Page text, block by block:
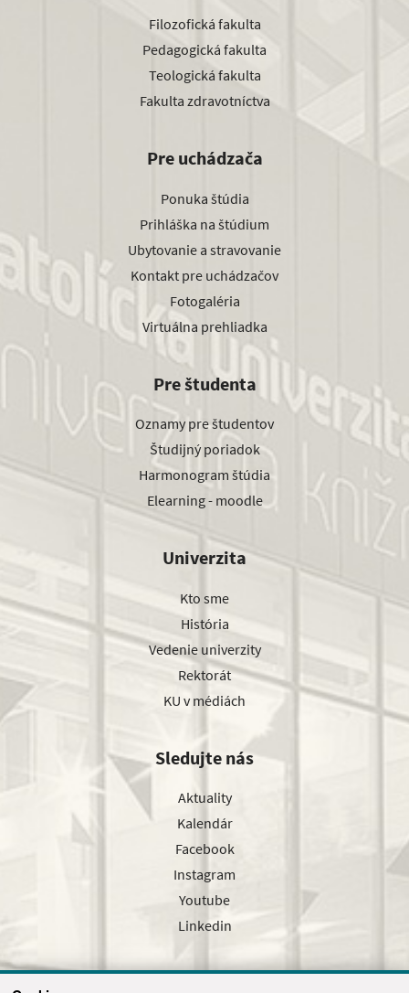
Filozofická fakulta
Pedagogická fakulta
Teologická fakulta
Fakulta zdravotníctva
Pre uchádzača
Ponuka štúdia
Prihláška na štúdium
Ubytovanie a stravovanie
Kontakt pre uchádzačov
Fotogaléria
Virtuálna prehliadka
Pre študenta
Oznamy pre študentov
Študijný poriadok
Harmonogram štúdia
Elearning - moodle
Univerzita
Kto sme
História
Vedenie univerzity
Rektorát
KU v médiách
Sledujte nás
Aktuality
Kalendár
Facebook
Instagram
Youtube
Linkedin